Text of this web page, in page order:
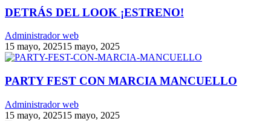
DETRÁS DEL LOOK ¡ESTRENO!
Administrador web
15 mayo, 202515 mayo, 2025
PARTY FEST CON MARCIA MANCUELLO
Administrador web
15 mayo, 202515 mayo, 2025